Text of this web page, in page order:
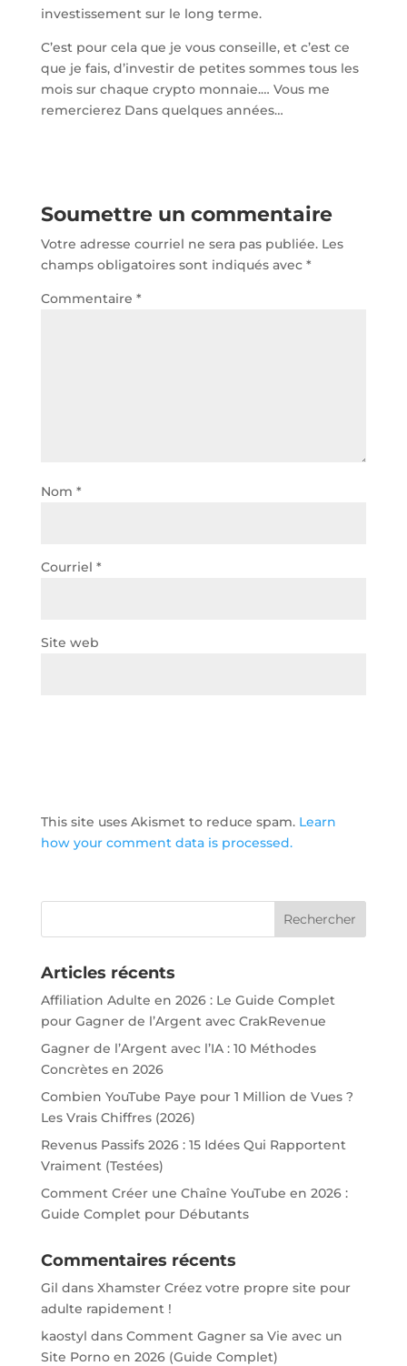
investissement sur le long terme.
C’est pour cela que je vous conseille, et c’est ce
que je fais, d’investir de petites sommes tous les
mois sur chaque crypto monnaie.… Vous me
remercierez Dans quelques années…
Soumettre un commentaire
Votre adresse courriel ne sera pas publiée. Les
champs obligatoires sont indiqués avec *
Commentaire *
Nom *
Courriel *
Site web
This site uses Akismet to reduce spam. Learn
how your comment data is processed.
Articles récents
Affiliation Adulte en 2026 : Le Guide Complet
pour Gagner de l’Argent avec CrakRevenue
Gagner de l’Argent avec l’IA : 10 Méthodes
Concrètes en 2026
Combien YouTube Paye pour 1 Million de Vues ?
Les Vrais Chiffres (2026)
Revenus Passifs 2026 : 15 Idées Qui Rapportent
Vraiment (Testées)
Comment Créer une Chaîne YouTube en 2026 :
Guide Complet pour Débutants
Commentaires récents
Gil dans Xhamster Créez votre propre site pour
adulte rapidement !
kaostyl dans Comment Gagner sa Vie avec un
Site Porno en 2026 (Guide Complet)